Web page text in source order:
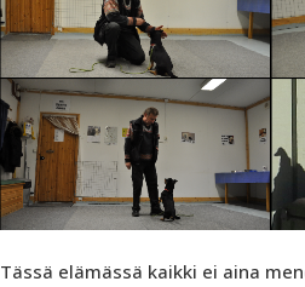
Tässä elämässä kaikki ei aina